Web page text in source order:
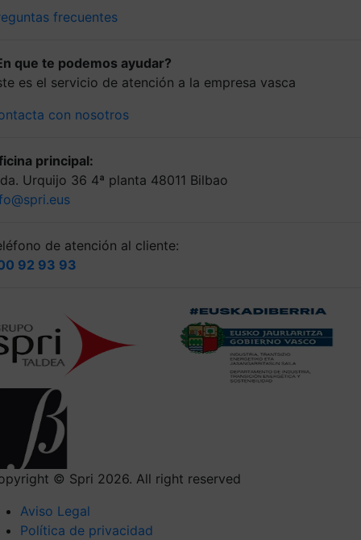
frecuentes
que te podemos ayudar?
es el servicio de atención a la empresa vasca
con nosotros
principal:
Urquijo 36 4ª planta 48011 Bilbao
de atención al cliente:
92 93 93
© Spri 2026. All right reserved
Aviso Legal
Política de privacidad